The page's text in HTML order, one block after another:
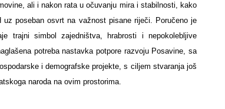
ali i nakon rata u očuvanju mira i stabilnosti, kako
poseban osvrt na važnost pisane riječi. Poručeno je
trajni simbol zajedništva, hrabrosti i nepokolebljive
potreba nastavka potpore razvoju Posavine, sa
i demografske projekte, s ciljem stvaranja još
naroda na ovim prostorima.